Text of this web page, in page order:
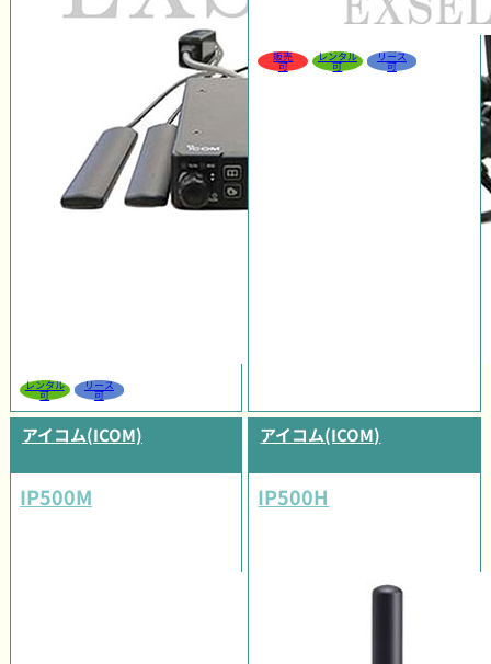
レンタル
可
リース
可
販売
可
レンタル
可
リース
可
アイコム(ICOM)
IP500M
アイコム(ICOM)
IP500H